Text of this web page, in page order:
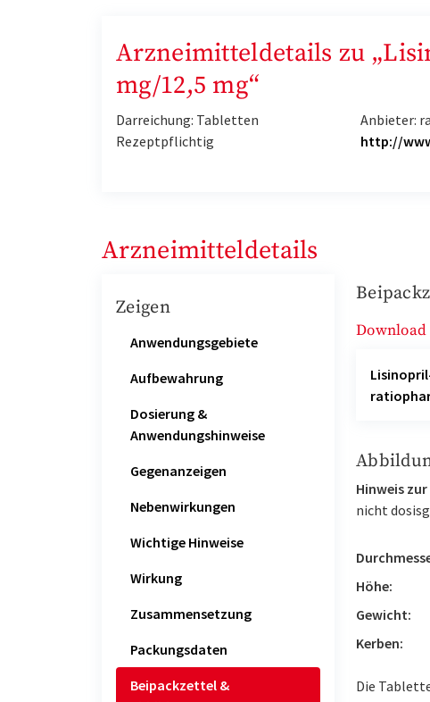
Arzneimitteldetails zu
mg/12,5 mg“
Darreichung: Tabletten
Rezeptpflichtig
Anbieter:
http://
Arzneimitteldetails
Zeigen
Anwendungsgebiete
Aufbewahrung
Dosierung &
Anwendungshinweise
Gegenanzeigen
Nebenwirkungen
Wichtige Hinweise
Wirkung
Zusammensetzung
Packungsdaten
Beipackzettel &
Download
Hinweis
nicht
Höhe:
Gewicht:
Kerben:
Die